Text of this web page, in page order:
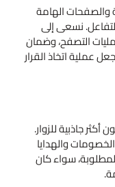
والصفحات الهامة
نسعى إلى
التصفح، وضمان
عملية اتخاذ القرار
أكثر جاذبية للزوار.
والهدايا
المطلوبة، سواء كان